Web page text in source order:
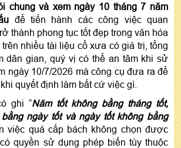
chung và xem ngày 10 tháng 7 năm
để tiến hành các công việc quan
thành phong tục tốt đẹp trong văn hóa
nhiều tài liệu cổ xưa có giá trị, tổng
dân gian, quý vị có thể an tâm khi sử
ngày 10/7/2026 mà công cụ đưa ra để
quyết định làm bất cứ việc gì.
ghi “Năm tốt không bằng tháng tốt,
ngày tốt và ngày tốt không bằng
việc quá cấp bách không chọn được
quyền sử dụng phép biến tùy thuộc